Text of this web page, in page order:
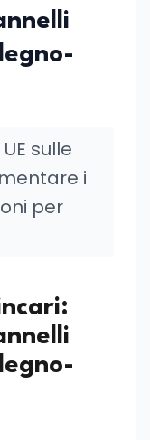
sulle
i
per